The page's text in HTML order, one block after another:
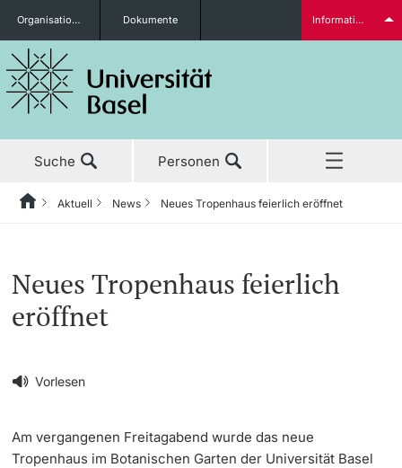
Studieninteressierte
weitere Informationen
Doktorierende
Organisationseinheiten Dokumente Informationen für...
Suche Personen
Aktuell
‡ ‡ ‡ ‡
News
‡ ‡ ‡ ‡
Newsletter bestellen
Ehrungen & Preise
Newsletter
‡ ‡ ‡ ‡ ‡ ‡ ‡ ‡ ‡ ‡ ‡ ‡ ‡ ‡ ‡ ‡
‡ ‡ ‡ ‡ ‡ ‡ ‡ ‡ ‡ ‡ ‡ ‡ ‡ ‡ ‡ ‡ ‡ ‡ ‡ ‡ ‡ ‡ ‡ ‡ ‡ ‡ ‡ ‡ ‡ ‡ ‡ ‡ ‡ ‡ ‡ ‡ ‡ ‡ ‡ ‡
‡ ‡ ‡ ‡ ‡ ‡ ‡ ‡ ‡ ‡ ‡ ‡ ‡ ‡ ‡ ‡
HomeZurückAktuell News Neues Tropenhaus feierlich eröffnet
Vorlesen
Neues Tropenhaus feierlich
eröffnet
Am vergangenen Freitagabend wurde das neue
Tropenhaus im Botanischen Garten der Universität Basel